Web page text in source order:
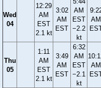
Wed
04
12:29
AM
EST
2.1 kt
3:02
AM
EST
AM
EST
−2.2
kt
AM
Thu
05
1:11
AM
EST
2.1 kt
3:49
AM
EST
6:32
AM
EST
−2.1
kt
AM